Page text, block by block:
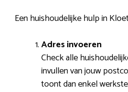
Een huishoudelijke hulp in
Adres invoeren
Check alle
invullen van jouw
toont dan enkel